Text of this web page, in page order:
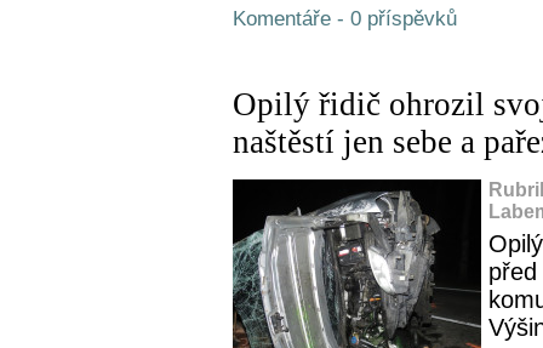
Komentáře - 0 příspěvků
Opilý řidič ohrozil
naštěstí jen sebe a